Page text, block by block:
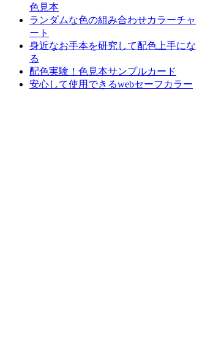
色見本
ランダムな色の組み合わせカラーチャ
ート
身近なお手本を研究して配色上手にな
る
配色実験！色見本サンプルカード
安心して使用できるwebセーフカラー